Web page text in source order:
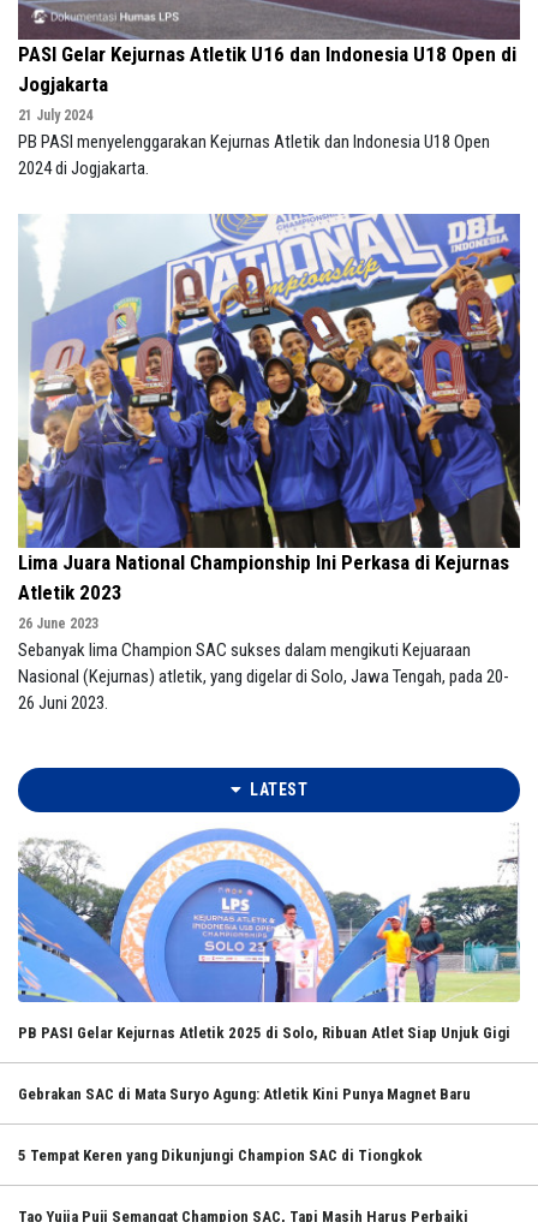
PASI Gelar Kejurnas Atletik U16 dan Indonesia U18 Open di
Jogjakarta
21 July 2024
PB PASI menyelenggarakan Kejurnas Atletik dan Indonesia U18 Open
2024 di Jogjakarta.
Lima Juara National Championship Ini Perkasa di Kejurnas
Atletik 2023
26 June 2023
Sebanyak lima Champion SAC sukses dalam mengikuti Kejuaraan
Nasional (Kejurnas) atletik, yang digelar di Solo, Jawa Tengah, pada 20-
26 Juni 2023.
LATEST
PB PASI Gelar Kejurnas Atletik 2025 di Solo, Ribuan Atlet Siap Unjuk Gigi
Gebrakan SAC di Mata Suryo Agung: Atletik Kini Punya Magnet Baru
5 Tempat Keren yang Dikunjungi Champion SAC di Tiongkok
Tao Yujia Puji Semangat Champion SAC, Tapi Masih Harus Perbaiki